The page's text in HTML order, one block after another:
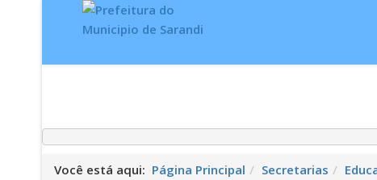
Você está aqui: Página Principal Secretarias